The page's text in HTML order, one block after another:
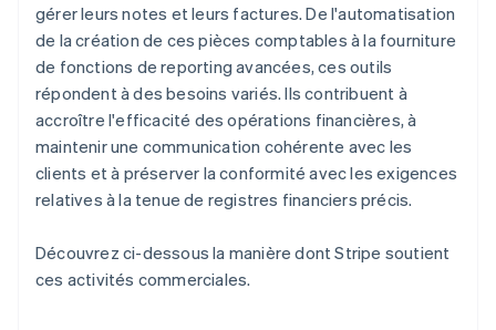
gérer leurs notes et leurs factures. De l'automatisation
de la création de ces pièces comptables à la fourniture
de fonctions de reporting avancées, ces outils
répondent à des besoins variés. Ils contribuent à
accroître l'efficacité des opérations financières, à
maintenir une communication cohérente avec les
clients et à préserver la conformité avec les exigences
relatives à la tenue de registres financiers précis.
Découvrez ci-dessous la manière dont Stripe soutient
ces activités commerciales.